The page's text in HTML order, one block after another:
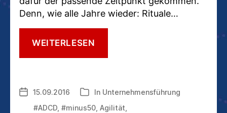
Denn, wie alle Jahre wieder: Rituale…
WEITERLESEN
Veröffentlichungsdatum
15.09.2016 Kategorien
In Unternehmensführung
#ADCD #minus50 Agilität